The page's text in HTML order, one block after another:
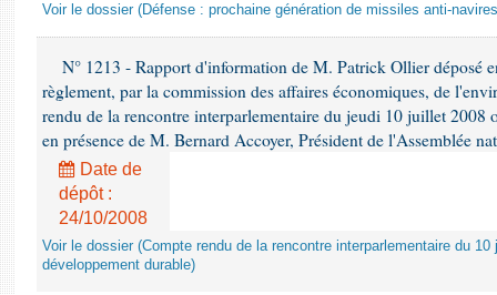
Voir le dossier (Défense : prochaine génération de missiles anti-
N° 1213 - Rapport d'information de M. Patrick Ollier déposé
règlement, par la commission des affaires économiques, de
rendu de la rencontre interparlementaire du jeudi 10 juillet 2008
en présence de M. Bernard Accoyer, Président de l'Assemblée
Date de
dépôt :
24/10/2008
Voir le dossier (Compte rendu de la rencontre interparlementaire du
développement durable)